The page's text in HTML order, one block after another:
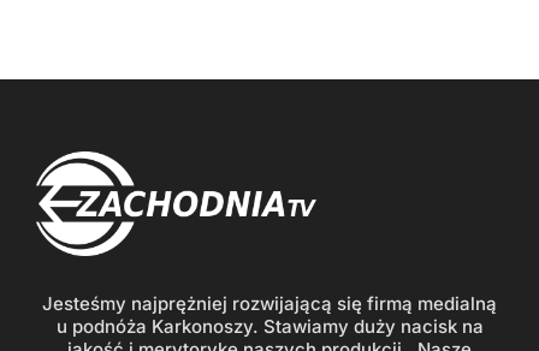
Jesteśmy najprężniej rozwijającą się firmą medialną
u podnóża Karkonoszy. Stawiamy duży nacisk na